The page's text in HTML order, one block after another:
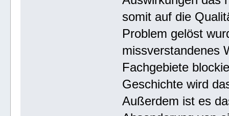
somit auf die
Problem gelöst
missverstandenes
Fachgebiete
Geschichte wird
Außerdem ist es